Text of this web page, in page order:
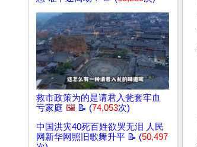
救市政策为的是请君入瓮套牢血
亏家庭 🖼️ 📝 (74,053次)
中国洪灾40死百姓欲哭无泪 人民
网新华网照旧歌舞升平 📝 (50,497